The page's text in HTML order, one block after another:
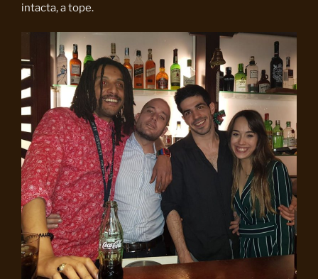
intacta, a tope.